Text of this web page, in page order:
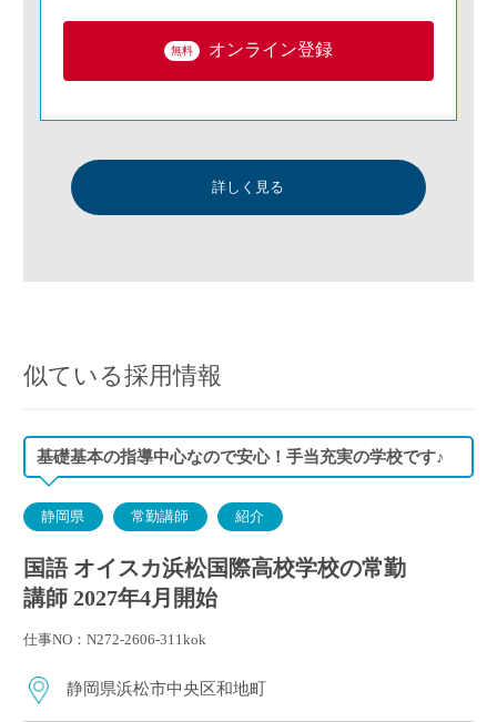
無料 オンライン登録
詳しく見る
似ている採用情報
基礎基本の指導中心なので安心！手当充実の学校です♪
静岡県 常勤講師 紹介
国語 オイスカ浜松国際高校学校の常勤
講師 2027年4月開始
仕事NO：N272-2606-311kok
静岡県浜松市中央区和地町